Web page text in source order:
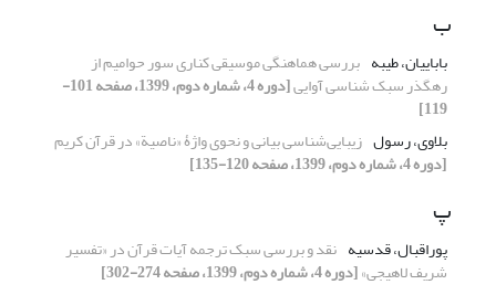
ب
باباییان، طیبه بررسی هماهنگی موسیقی کناری سور حوامیم از
رهگذر سبک شناسی آوایی [دوره 4، شماره دوم، 1399، صفحه 101-
119]
بلاوی، رسول زیبایی‌شناسی بیانی و نحوی واژۀ «ناصیة» در قرآن کریم
[دوره 4، شماره دوم، 1399، صفحه 120-135]
پ
پوراقبال، قدسیه نقد و بررسی سبک ترجمه آیات قرآن در «تفسیر
شریف لاهیجی»[دوره 4، شماره دوم، 1399، صفحه 274-302]